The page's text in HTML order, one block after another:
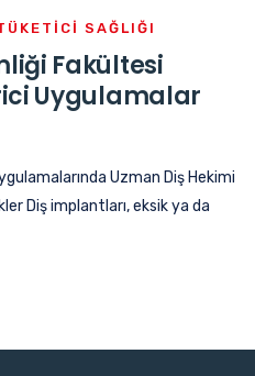
SAĞLIĞI
Fakültesi
Uygulamalar
Uzman Diş Hekimi
Diş implantları, eksik ya da